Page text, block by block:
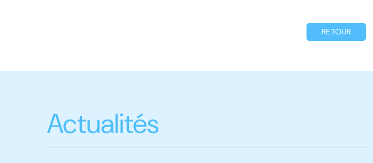
RETOUR
Actualités